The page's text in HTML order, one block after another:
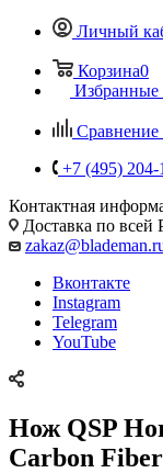
Личный
Корзина0
Избранные
Сравнение
+7 (495) 204-
Контактная
Доставка по
Вконтакте
Instagram
Telegram
YouTube
Нож QSP
Carbon Fiber